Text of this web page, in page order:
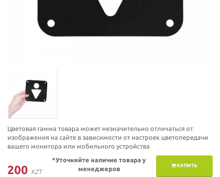
Цветовая гамма товара может незначительно отличаться от
изображения на сайте в зависимости от настроек цветопередачи
вашего монитора или мобильного устройства
200 KZT
КУПИТЬ
*Уточняйте наличие товара у
менеджеров